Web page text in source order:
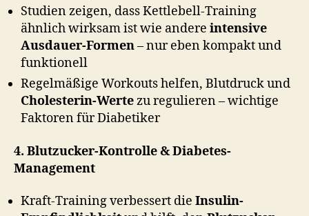
Studien zeigen, dass Kettlebell-Training
ähnlich wirksam ist wie andere intensive
Ausdauer-Formen– nur eben kompakt und
funktionell
Regelmäßige Workouts helfen, Blutdruck und
Cholesterin-Wertezu regulieren – wichtige
Faktoren für Diabetiker
4. Blutzucker-Kontrolle & Diabetes-
Management
Kraft-Training verbessert die Insulin-